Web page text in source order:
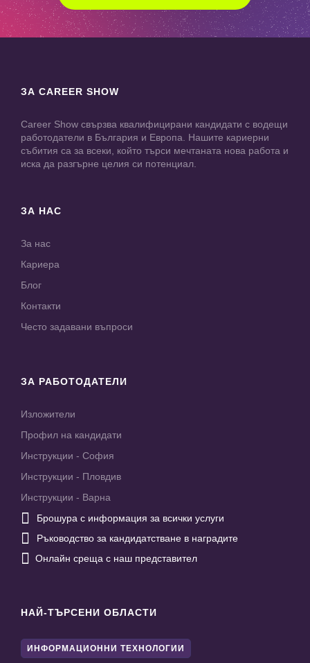
ЗА CAREER SHOW
Career Show свързва квалифицирани кандидати с водещи
работодатели в България и Европа. Нашите кариерни
събития са за всеки, който търси мечтаната нова работа и
иска да разгърне целия си потенциал.
ЗА НАС
За нас
Кариера
Блог
Контакти
Често задавани въпроси
ЗА РАБОТОДАТЕЛИ
Изложители
Профил на кандидати
Инструкции - София
Инструкции - Пловдив
Инструкции - Варна
 Брошура с информация за всички услуги
 Ръководство за кандидатстване в наградите
 Онлайн среща с наш представител
НАЙ-ТЪРСЕНИ ОБЛАСТИ
ИНФОРМАЦИОННИ ТЕХНОЛОГИИ